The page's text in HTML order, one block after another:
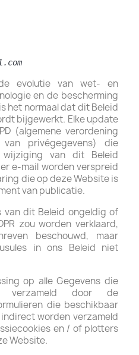
evolutie van wet- en
en de bescherming
het normaal dat dit Beleid
bijgewerkt. Elke update
(algemene verordening
privégegevens) die
wijziging van dit Beleid
e-mail worden verspreid
die op deze Website is
van publicatie.
van dit Beleid ongeldig of
zou worden verklaard,
beschouwd, maar
in ons Beleid niet
op alle Gegevens die
verzameld door de
die beschikbaar
worden verzameld
en / of plotters
Website.